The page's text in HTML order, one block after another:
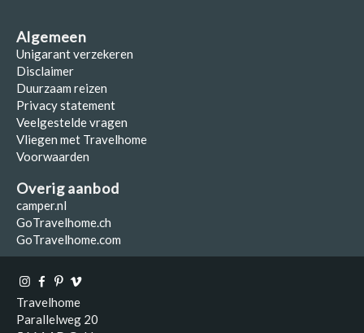
Algemeen
Unigarant verzekeren
Disclaimer
Duurzaam reizen
Privacy statement
Veelgestelde vragen
Vliegen met Travelhome
Voorwaarden
Overig aanbod
camper.nl
GoTravelhome.ch
GoTravelhome.com
Travelhome
Parallelweg 20